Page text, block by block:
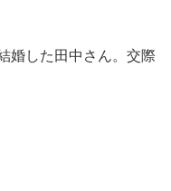
婚した田中さん。交際